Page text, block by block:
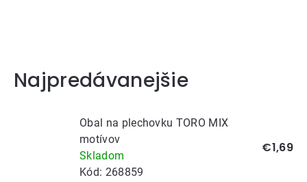
Najpredávanejšie
Obal na plechovku TORO MIX
motívov
Skladom
Kód: 268859
€1,69